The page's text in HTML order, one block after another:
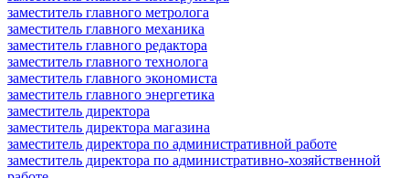
заместитель главного метролога
заместитель главного механика
заместитель главного редактора
заместитель главного технолога
заместитель главного экономиста
заместитель главного энергетика
заместитель директора
заместитель директора магазина
заместитель директора по административной работе
заместитель директора по административно-хозяйственной